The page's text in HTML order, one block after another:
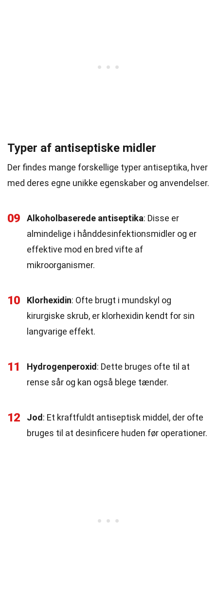
Typer af antiseptiske midler
Der findes mange forskellige typer antiseptika, hver
med deres egne unikke egenskaber og anvendelser.
09 Alkoholbaserede antiseptika: Disse er
almindelige i hånddesinfektionsmidler og er
effektive mod en bred vifte af
mikroorganismer.
10 Klorhexidin: Ofte brugt i mundskyl og
kirurgiske skrub, er klorhexidin kendt for sin
langvarige effekt.
11 Hydrogenperoxid : Dette bruges ofte til at
rense sår og kan også blege tænder.
12 Jod : Et kraftfuldt antiseptisk middel, der ofte
bruges til at desinficere huden før operationer.